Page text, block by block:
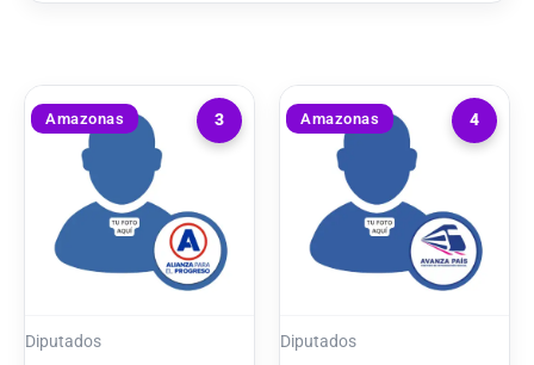
3
Amazonas
Diputados
4
Amazonas
Diputados